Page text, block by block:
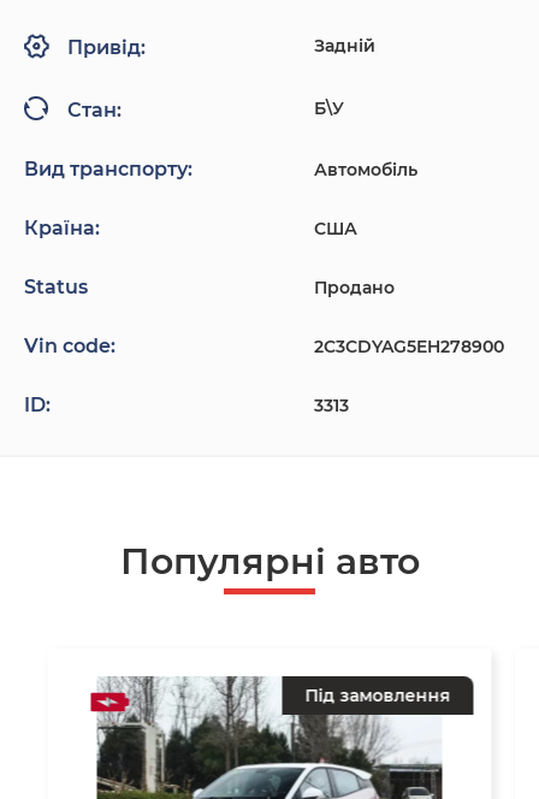
Привід: Задній
Стан: Б\У
Вид транспорту: Автомобіль
Країна: США
Status Продано
Vin code: 2C3CDYAG5EH278900
ID: 3313
Популярнi авто
Під замовлення